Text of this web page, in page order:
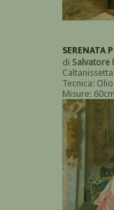
SERENATA
di Salvatore
Tecnica:
Misure: